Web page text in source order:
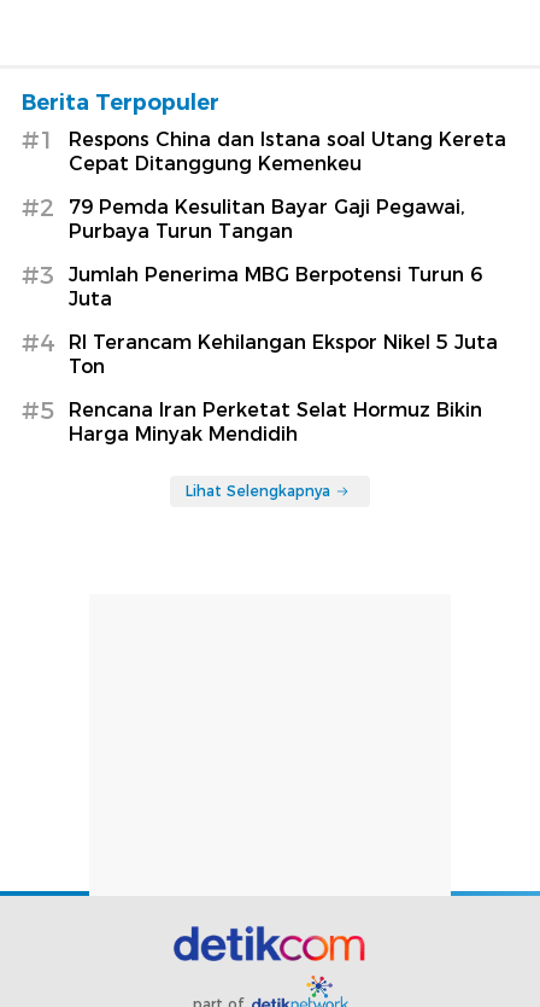
Berita Terpopuler
#1
Respons China dan Istana soal Utang Kereta
Cepat Ditanggung Kemenkeu
#2
79 Pemda Kesulitan Bayar Gaji Pegawai,
Purbaya Turun Tangan
#3
Jumlah Penerima MBG Berpotensi Turun 6
Juta
#4
RI Terancam Kehilangan Ekspor Nikel 5 Juta
Ton
#5
Rencana Iran Perketat Selat Hormuz Bikin
Harga Minyak Mendidih
Lihat Selengkapnya